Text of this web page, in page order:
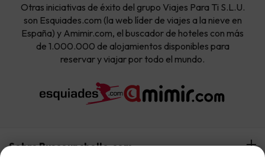
Otras iniciativas de éxito del grupo Viajes Para Ti S.L.U.
son Esquiades.com (la web líder de viajes a la nieve en
España) y Amimir.com, el buscador de hoteles con más
de 1.000.000 de alojamientos disponibles para
reservar y viajar por todo el mundo.
Sobre Buscounchollo.com